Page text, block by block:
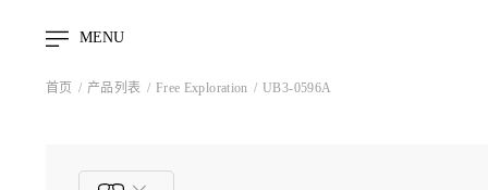
MENU
首页 产品列表 Free Exploration UB3-0596A